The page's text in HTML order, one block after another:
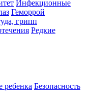
Инфекционные
Геморрой
грипп
Редкие
ребенка Безопасность